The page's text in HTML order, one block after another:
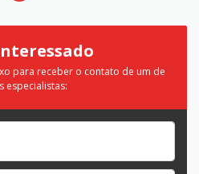
para receber o contato de um de
especialistas: